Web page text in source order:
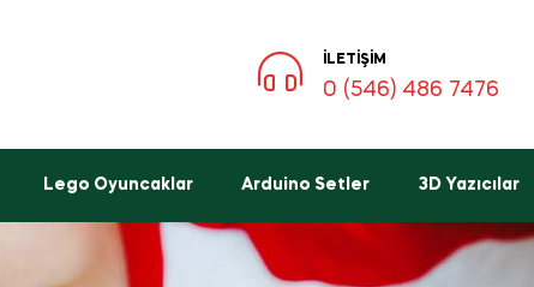
İLETIŞIM
0 (546) 486 7476
Lego Oyuncaklar Arduino Setler 3D Yazıcılar